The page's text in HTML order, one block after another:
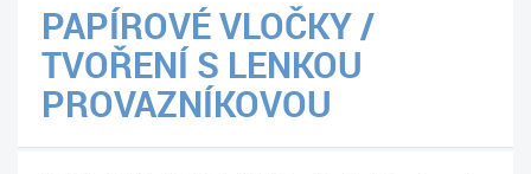
PAPÍROVÉ VLOČKY /
TVOŘENÍ S LENKOU
PROVAZNÍKOVOU